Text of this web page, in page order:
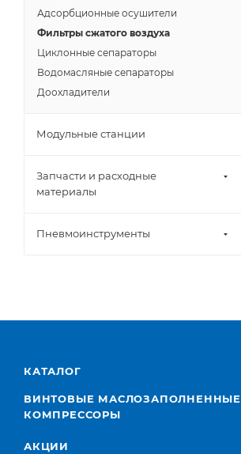
Адсорбционные осушители
Фильтры сжатого воздуха
Циклонные сепараторы
Водомасляные сепараторы
Доохладители
Модульные станции
Запчасти и расходные
материалы
Пневмоинструменты
КАТАЛОГ
ВИНТОВЫЕ МАСЛОЗАПОЛНЕННЫЕ
КОМПРЕССОРЫ
АКЦИИ